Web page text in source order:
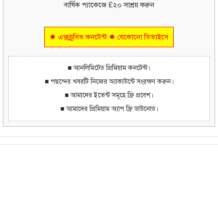
বার্ষিক প্যাকেজে £২০ সাশ্রয় করুন
✸ এক্সক্লুসিভ কনটেন্ট ✸ যেকোনো ডিভাইসে
■ আনলিমিটেড প্রিমিয়াম কনটেন্ট।
■ পছন্দের খবরটি নিজের অ্যাকাউন্টে সংরক্ষণ করুন।
■ আমাদের ইভেন্ট সমূহে ফ্রি প্রবেশ।
■ আমাদের প্রিমিয়াম অ্যাপ ফ্রি ডাউনোড।